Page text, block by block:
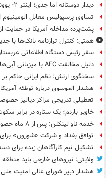
دیدار دوستانه اما جدی؛ اینتر ۲- یوونتوس ۱ +فیلم
تساوی پرسپولیس مقابل الومینیوم
پشت‌پرده مداخله آمریکا در حمایت
همتی: کنترل ترازنامه بانک‌ها با
سفر رئیس دستگاه اطلاعاتی
دلیل مخالفت AFC با میزبانی آبی‌ها در عراق
سخنگوی ارتش: نظم ایرانی حاکم
هشدار الموسوی درباره توطئه
تعطیلی تدریجی مراکز دیالیز
خاویر باردم؛ یک ستاره در برابر
خدمه ناو لینکلن: پس از ۸ ماه حضور در دریا خسته و درمانده‌ شدیم
توافق بغداد و شرکت «شورون»
تشکیل تیم کارآگاهان زبده برای
ولایتی: نیروهای خارجی باید منطقه
هشدار دبیر شورای عالی امنیت ملی